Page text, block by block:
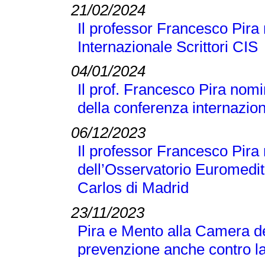
21/02/2024
Il professor Francesco
Internazionale Scrittori CIS
04/01/2024
Il prof. Francesco Pira
della conferenza
06/12/2023
Il professor Francesco
dell’Osservatorio
Carlos di Madrid
23/11/2023
Pira e Mento alla Camera
prevenzione anche contro